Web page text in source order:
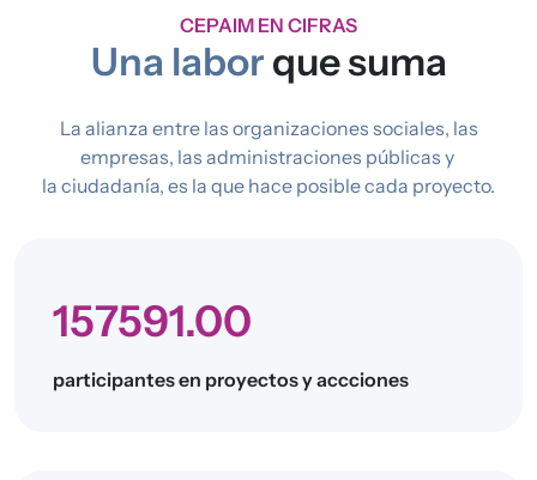
CEPAIM EN CIFRAS
Una labor que suma
La alianza entre las organizaciones sociales, las
empresas, las administraciones públicas y
la ciudadanía, es la que hace posible cada proyecto.
157591.00
participantes en proyectos y accciones